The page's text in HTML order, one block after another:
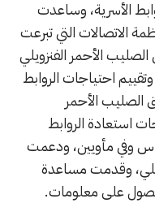
الأسرية، وساعدت
الاتصالات التي تبرعت
الأحمر الفنزويلي
احتياجات الروابط
الصليب الأحمر
استعادة الروابط
وفي مأويين، ودعمت
وقدمت مساعدة
على معلومات.